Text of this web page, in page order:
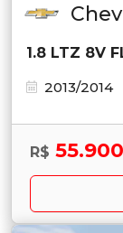
1.8 LTZ 8V
2013/2014
R$ 55.900